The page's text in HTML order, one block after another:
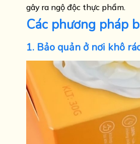
gây ra ngộ độc thực phẩm.
Các phương pháp
1. Bảo quản ở nơi khô